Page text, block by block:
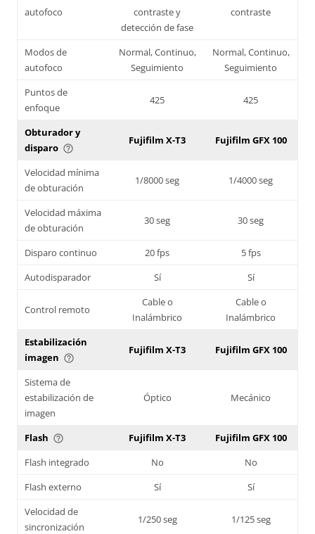
autofoco
contraste y
detección de fase
contraste
Modos de
autofoco
Normal, Continuo,
Seguimiento
Normal, Continuo,
Seguimiento
Puntos de
enfoque
425 425
Obturador y
disparo help_outline
Fujifilm X-T3 Fujifilm GFX 100
Velocidad mínima
de obturación
1/8000 seg 1/4000 seg
Velocidad máxima
de obturación
30 seg 30 seg
Disparo continuo 20 fps
5 fps
Autodisparador
Sí Sí
Control remoto
Cable o
Inalámbrico
Cable o
Inalámbrico
Estabilización
imagen help_outline
Fujifilm X-T3 Fujifilm GFX 100
Sistema de
estabilización de
imagen
Óptico Mecánico
Flash help_outline Fujifilm X-T3
Fujifilm GFX 100
Flash integrado
No
No
Flash externo
Sí
Sí
Velocidad de
sincronización
1/250 seg 1/125 seg